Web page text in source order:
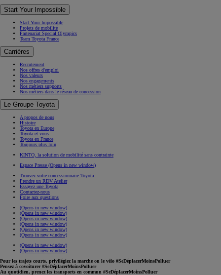
Start Your Impossible
Start Your Impossible
Projets de mobilité
Partenariat Special Olympics
Team Toyota France
Carrières
Recrutement
Nos offres d'emploi
Nos valeurs
Nos engagements
Nos métiers supports
Nos métiers dans le réseau de concession
Le Groupe Toyota
A propos de nous
Histoire
Toyota en Europe
Toyota et vous
Toyota en France
Toujours plus loin
KINTO, la solution de mobilité sans contrainte
Espace Presse (Opens in new window)
Trouvez votre concessionnaire Toyota
Prendre un RDV Atelier
Essayez une Toyota
Contactez-nous
Foire aux questions
(Opens in new window)
(Opens in new window)
(Opens in new window)
(Opens in new window)
(Opens in new window)
(Opens in new window)
(Opens in new window)
(Opens in new window)
Pour les trajets courts, privilégiez la marche ou le vélo #SeDéplacerMoinsPolluer
Pensez à covoiturer #SeDéplacerMoinsPolluer
Au quotidien, prenez les transports en commun #SeDéplacerMoinsPolluer